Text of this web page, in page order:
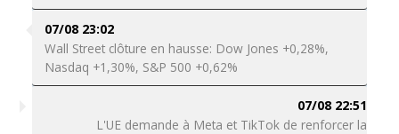
07/08 23:02
Wall Street clôture en hausse: Dow Jones +0,28%,
Nasdaq +1,30%, S&P 500 +0,62%
07/08 22:51
L'UE demande à Meta et TikTok de renforcer la